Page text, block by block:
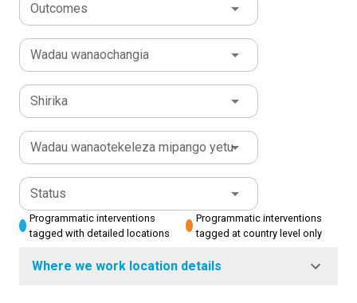
Outcomes
Wadau wanaochangia
Shirika
Wadau wanaotekeleza mipango yetu
Status
Programmatic interventions
tagged with detailed locations
Programmatic interventions
tagged at country level only
Where we work location details